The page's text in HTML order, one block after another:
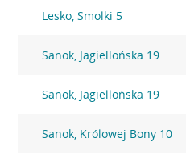
Lesko, Smolki 5
Sanok, Jagiellońska 19
Sanok, Jagiellońska 19
Sanok, Królowej Bony 10